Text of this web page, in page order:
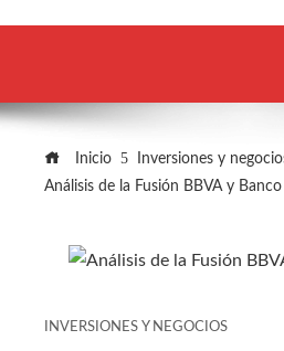
Inicio
Inversiones y
Análisis de la Fusión BBVA y Banco
INVERSIONES Y NEGOCIOS